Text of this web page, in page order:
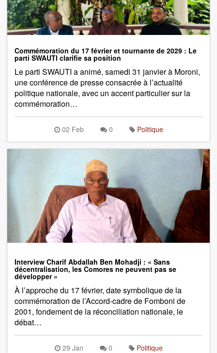
Commémoration du 17 février et tournante de 2029 : Le
parti SWAUTI clarifie sa position
Le parti SWAUTI a animé, samedi 31 janvier à Moroni,
une conférence de presse consacrée à l’actualité
politique nationale, avec un accent particulier sur la
commémoration…
02 Feb 0 Politique
Interview Charif Abdallah Ben Mohadji : « Sans
décentralisation, les Comores ne peuvent pas se
développer »
À l’approche du 17 février, date symbolique de la
commémoration de l’Accord-cadre de Fomboni de
2001, fondement de la réconciliation nationale, le
débat…
29 Jan 0 Politique